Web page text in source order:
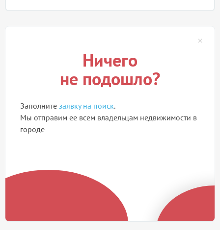
Ничего
не подошло?
Заполните заявку на поиск.
Мы отправим ее всем владельцам недвижимости в
городе